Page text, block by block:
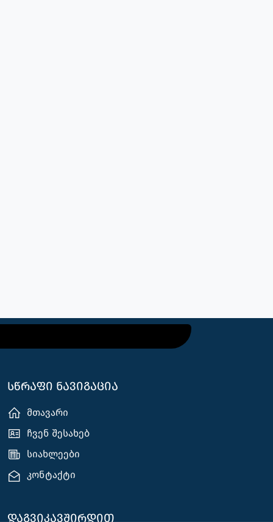
სწრაფი ნავიგაცია
მთავარი
ჩვენ შესახებ
სიახლეები
კონტაქტი
დაგვიკავშირდით